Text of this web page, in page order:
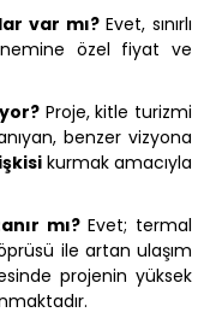
var mı?Evet, sınırlı
özel fiyat ve
Proje, kitle turizmi
benzer vizyona
kurmak amacıyla
mı?Evet; termal
ile artan ulaşım
projenin yüksek